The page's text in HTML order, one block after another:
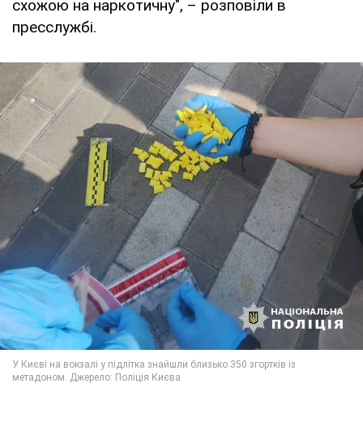
схожою на наркотичну", – розповіли в
пресслужбі.